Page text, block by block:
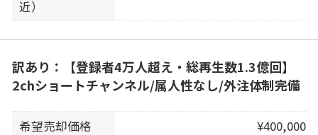
近）
訳あり：【登録者4万人超え・総再生数1.3億回】
2chショートチャンネル/属人性なし/外注体制完備
希望売却価格
¥400,000